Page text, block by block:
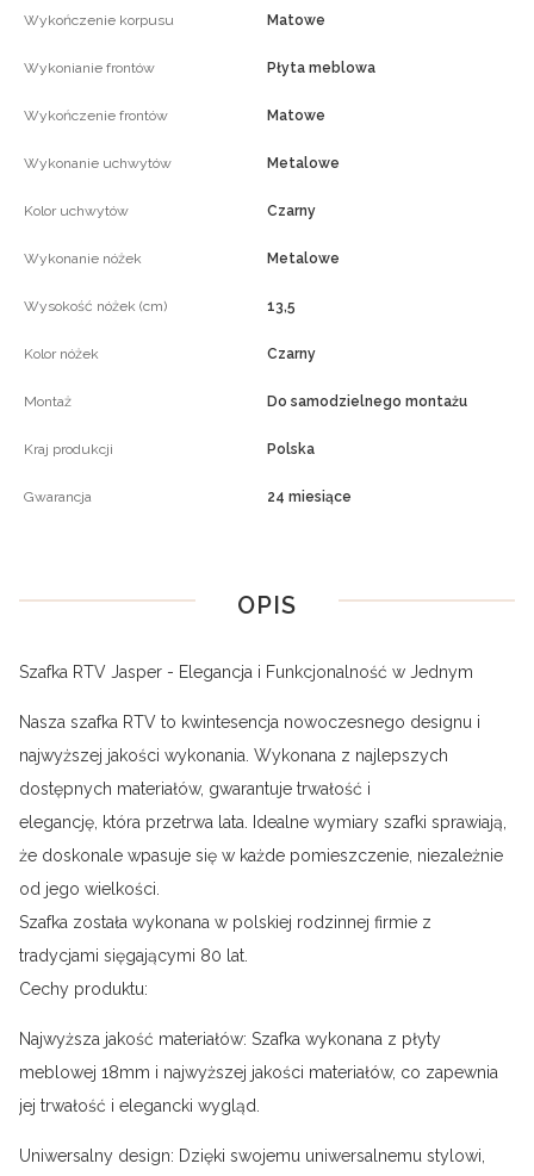
Wykończenie korpusu Matowe
Wykonianie frontów Płyta meblowa
Wykończenie frontów Matowe
Wykonanie uchwytów Metalowe
Kolor uchwytów Czarny
Wykonanie nóżek Metalowe
Wysokość nóżek (cm) 13,5
Kolor nóżek Czarny
Montaż Do samodzielnego montażu
Kraj produkcji Polska
Gwarancja 24 miesiące
OPIS
Szafka RTV Jasper - Elegancja i Funkcjonalność w Jednym
Nasza szafka RTV to kwintesencja nowoczesnego designu i
najwyższej jakości wykonania. Wykonana z najlepszych
dostępnych materiałów, gwarantuje trwałość i
elegancję, która przetrwa lata. Idealne wymiary szafki sprawiają,
że doskonale wpasuje się w każde pomieszczenie, niezależnie
od jego wielkości.
Szafka została wykonana w polskiej rodzinnej firmie z
tradycjami sięgającymi 80 lat.
Cechy produktu:
Najwyższa jakość materiałów: Szafka wykonana z płyty
meblowej 18mm i najwyższej jakości materiałów, co zapewnia
jej trwałość i elegancki wygląd.
Uniwersalny design: Dzięki swojemu uniwersalnemu stylowi,